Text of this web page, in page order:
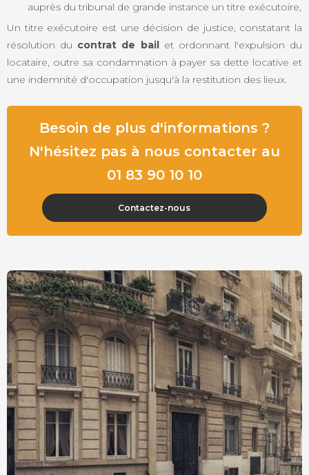
auprès du tribunal de grande instance un titre exécutoire,
Un titre exécutoire est une décision de justice, constatant la
résolution du contrat de bail et ordonnant l'expulsion du
locataire, outre sa condamnation à payer sa dette locative et
une indemnité d'occupation jusqu'à la restitution des lieux.
Besoin de plus d'informations ?
N'hésitez pas à nous contacter au
01 83 90 10 10
Contactez-nous